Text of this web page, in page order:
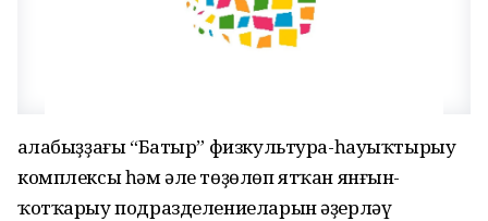
Ҡалабыҙҙағы “Батыр” физкультура-һауыҡтырыу
комплексы һәм әле төҙөлөп ятҡан янғын-
ҡотҡарыу подразделениеларын әҙерләү